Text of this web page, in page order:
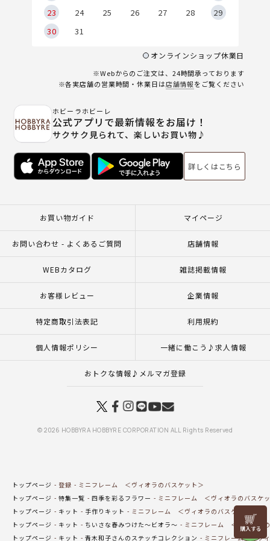
リリヤン
フェア
23
24 25 26 27 28
29
30
31
オンラインショップ休業日
※Webからのご注文は、24時間承っております
※各実店舗の営業時間・休業日は店舗情報をご覧ください
ホビーラホビーレ
公式アプリで最新情報をお届け！
サクサク見られて、楽しいお買い物♪
詳しくはこちら
お買い物ガイド マイページ
お問い合わせ - よくあるご質問 店舗情報
WEBカタログ 雑誌掲載情報
お客様レビュー 企業情報
特定商取引法表記 利用規約
個人情報ポリシー 一緒に働こう♪求人情報
おトクな情報♪メルマガ登録
© 2026 HOBBYRA HOBBYRE CORPORATION ALL Rights Reserved
トップページ 登録
ミニフレーム ＜ヴィオラのバスケット＞
トップページ
特集一覧 四季を彩るフラワー
ミニフレーム ＜ヴィオラのバスケ
トップページ
キット 手作りキット
ミニフレーム ＜ヴィオラのバスケット＞
トップページ
キット ちいさな春みつけた～ビオラ～
ミニフレーム ＜ヴィオラ
トップページ
キット 青木和子さんのステッチコレクション ミニフレーム ＜ヴ